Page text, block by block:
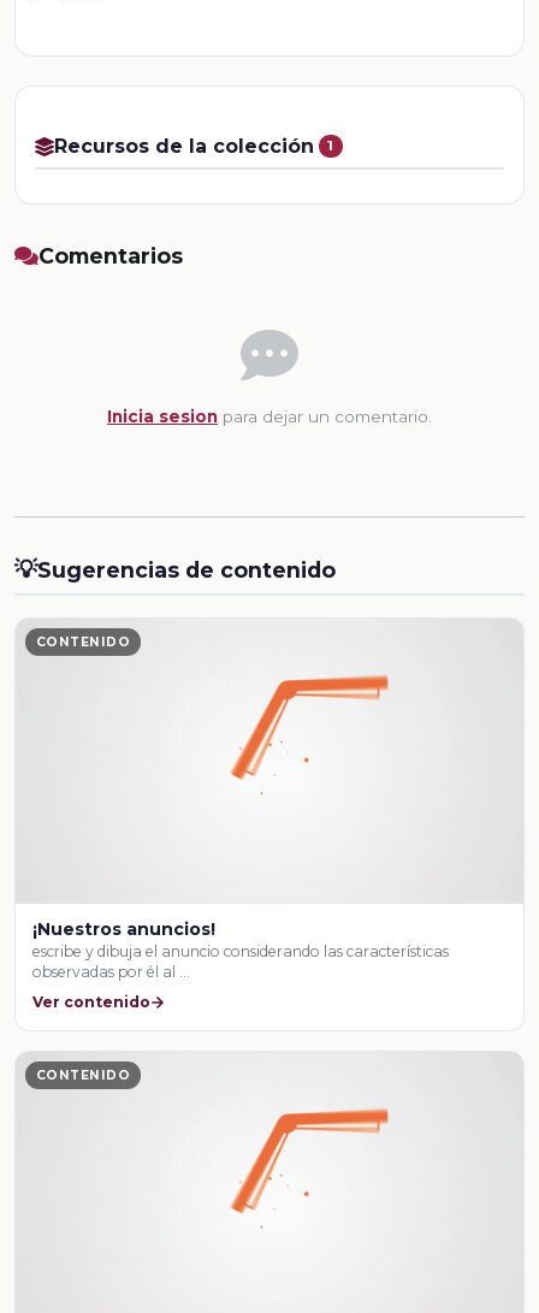
Recursos de la colección 1
Comentarios
Inicia sesion para dejar un comentario.
💡Sugerencias de contenido
CONTENIDO
¡Nuestros anuncios!
escribe y dibuja el anuncio considerando las características
observadas por él al …
Ver contenido
CONTENIDO